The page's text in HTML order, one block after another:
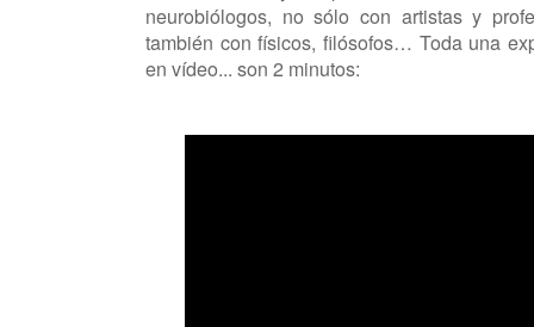
neurobiólogos, no sólo con artistas y
también con físicos, filósofos… Toda una
en vídeo... son 2 minutos: